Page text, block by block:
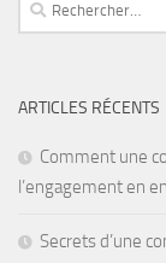
ARTICLES RÉCENTS
Comment une
l’engagement en
Secrets d’une